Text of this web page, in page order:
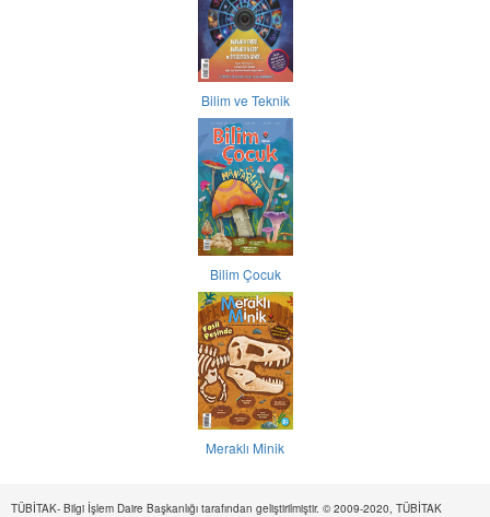
Bilim ve Teknik
Bilim Çocuk
Meraklı Minik
TÜBİTAK- Bilgi İşlem Daire Başkanlığı tarafından geliştirilmiştir. © 2009-2020, TÜBİTAK